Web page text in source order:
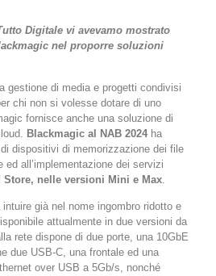
Digitale vi avevamo mostrato
nel proporre soluzioni
gestione di media e progetti condivisi
chi non si volesse dotare di uno
fornisce anche una soluzione di
Blackmagic al NAB 2024 ha
dispositivi di memorizzazione dei file
all’implementazione dei servizi
Store, nelle versioni Mini e Max.
intuire già nel nome ingombro ridotto e
attualmente in due versioni da
rete dispone di due porte, una 10GbE
due USB-C, una frontale ed una
over USB a 5Gb/s, nonché